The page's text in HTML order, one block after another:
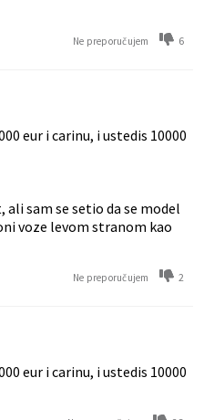
Ne preporučujem 6
eur i carinu, i ustedis 10000
sam se setio da se model
voze levom stranom kao
Ne preporučujem 2
eur i carinu, i ustedis 10000